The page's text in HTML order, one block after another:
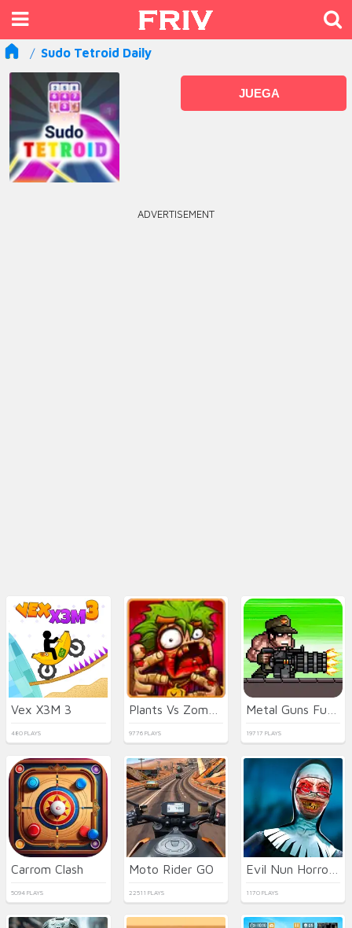
Sudo Tetroid Daily
JUEGA
ADVERTISEMENT
Vex X3M 3
480 PLAYS 9776 PLAYS 19717 PLAYS
Carrom Clash
5094 PLAYS
Moto Rider GO
22511 PLAYS 1170 PLAYS